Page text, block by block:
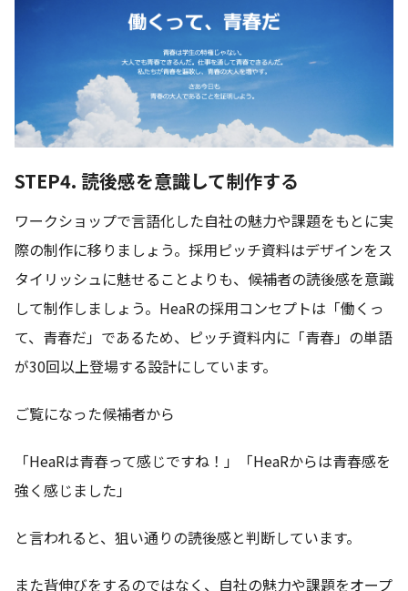
STEP4. 読後感を意識して制作する
ワークショップで言語化した自社の魅力や課題をもとに実
際の制作に移りましょう。採用ピッチ資料はデザインをス
タイリッシュに魅せることよりも、候補者の読後感を意識
して制作しましょう。HeaRの採用コンセプトは「働くっ
て、青春だ」であるため、ピッチ資料内に「青春」の単語
が30回以上登場する設計にしています。
ご覧になった候補者から
「HeaRは青春って感じですね！」「HeaRからは青春感を
強く感じました」
と言われると、狙い通りの読後感と判断しています。
また背伸びをするのではなく、自社の魅力や課題をオープ